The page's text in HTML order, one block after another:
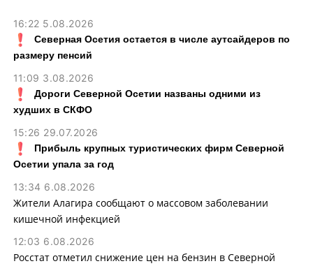
16:22 5.08.2026
Северная Осетия остается в числе аутсайдеров по
размеру пенсий
11:09 3.08.2026
Дороги Северной Осетии названы одними из
худших в СКФО
15:26 29.07.2026
Прибыль крупных туристических фирм Северной
Осетии упала за год
13:34 6.08.2026
Жители Алагира сообщают о массовом заболевании
кишечной инфекцией
12:03 6.08.2026
Росстат отметил снижение цен на бензин в Северной